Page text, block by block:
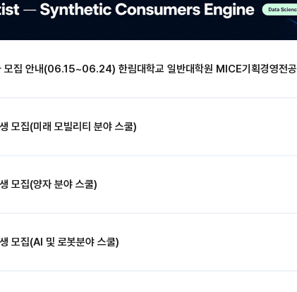
집 안내(06.15~06.24) 한림대학교 일반대학원 MICE기획경영전공
모집(미래 모빌리티 분야 스쿨)
모집(양자 분야 스쿨)
모집(AI 및 로봇분야 스쿨)